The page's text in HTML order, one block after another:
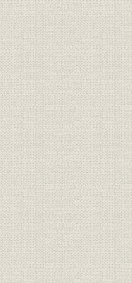
経営者
経営者